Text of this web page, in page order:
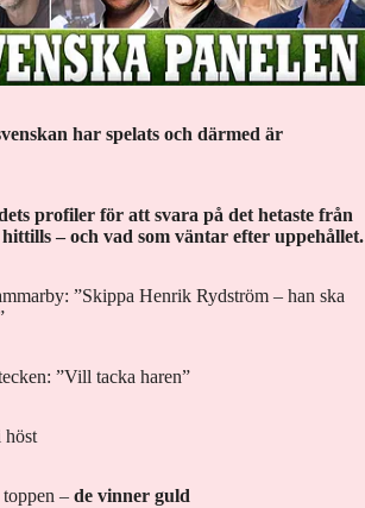
har spelats och därmed är
profiler för att svara på det hetaste från
hittills – och vad som väntar efter uppehållet.
”Skippa Henrik Rydström – han ska
”Vill tacka haren”
höst
toppen – de vinner guld